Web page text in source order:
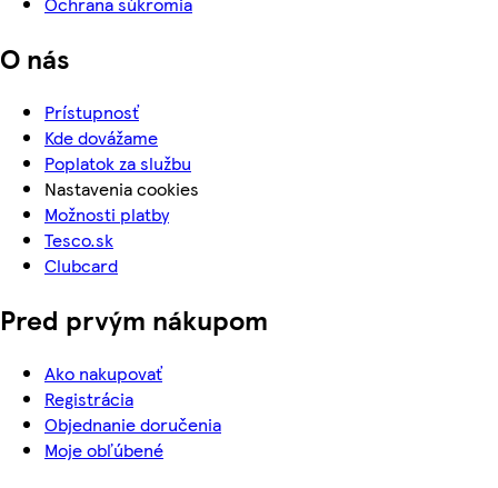
O nás
Prístupnosť
Kde dovážame
Poplatok za službu
Nastavenia cookies
Možnosti platby
Tesco.sk
Clubcard
Pred prvým nákupom
Ako nakupovať
Registrácia
Objednanie doručenia
Moje obľúbené